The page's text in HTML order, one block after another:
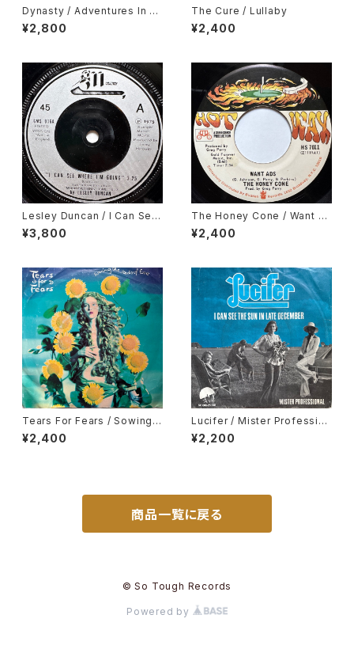
Dynasty / Adventures In T
he Land Of Music, Cesar M
ariano & Cia / Metropole
¥2,800
The Cure / Lullaby
¥2,400
Lesley Duncan / I Can See
Where I'm Going
¥3,800
The Honey Cone / Want A
ds
¥2,400
Tears For Fears / Sowing
The Seeds Of Love
¥2,400
Lucifer / Mister Profession
al, I Can See The Sun In La
te December
¥2,200
商品一覧に戻る
© So Tough Records
Powered by